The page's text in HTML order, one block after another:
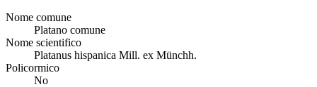
Nome comune
Platano comune
Nome scientifico
Platanus hispanica Mill. ex Münchh.
Policormico
No